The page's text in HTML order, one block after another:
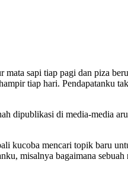
sapi tiap pagi dan piza
tiap hari. Pendapatanku
dipublikasi di media-media
kucoba mencari topik baru
misalnya bagaimana